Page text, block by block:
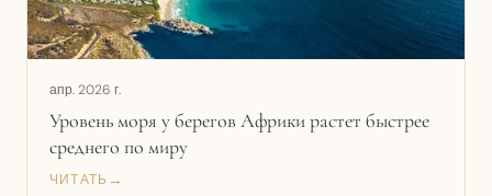
апр. 2026 г.
Уровень моря у берегов Африки растет быстрее
среднего по миру
ЧИТАТЬ →